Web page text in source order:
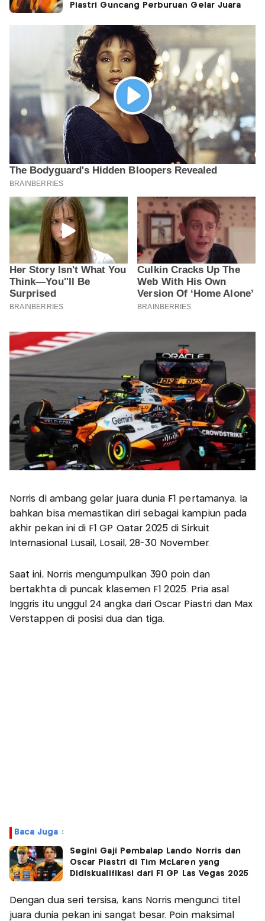
Piastri Guncang Perburuan Gelar Juara
Norris di ambang gelar juara dunia F1 pertamanya. Ia
bahkan bisa memastikan diri sebagai kampiun pada
akhir pekan ini di F1 GP Qatar 2025 di Sirkuit
Internasional Lusail, Losail, 28-30 November.
Saat ini, Norris mengumpulkan 390 poin dan
bertakhta di puncak klasemen F1 2025. Pria asal
Inggris itu unggul 24 angka dari Oscar Piastri dan Max
Verstappen di posisi dua dan tiga.
Baca Juga :
Segini Gaji Pembalap Lando Norris dan
Oscar Piastri di Tim McLaren yang
Didiskualifikasi dari F1 GP Las Vegas 2025
Dengan dua seri tersisa, kans Norris mengunci titel
juara dunia pekan ini sangat besar. Poin maksimal